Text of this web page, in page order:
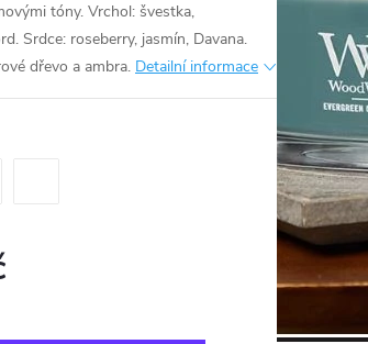
tóny. Vrchol: švestka,
Srdce: roseberry, jasmín, Davana.
dřevo a ambra. Detailní informace